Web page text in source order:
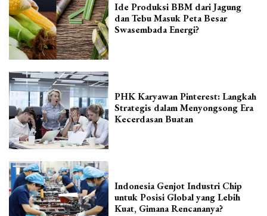
Ide Produksi BBM dari Jagung
dan Tebu Masuk Peta Besar
Swasembada Energi?
PHK Karyawan Pinterest: Langkah
Strategis dalam Menyongsong Era
Kecerdasan Buatan
Indonesia Genjot Industri Chip
untuk Posisi Global yang Lebih
Kuat, Gimana Rencananya?